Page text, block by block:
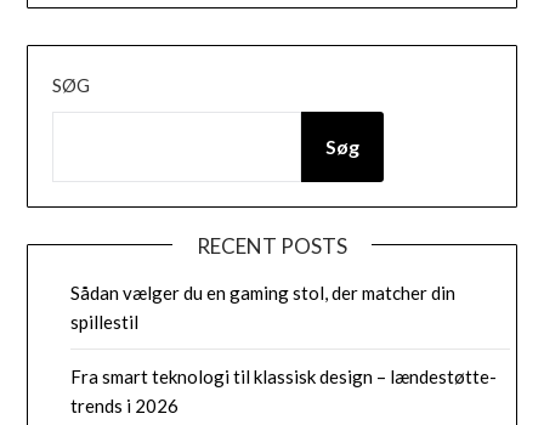
SØG
Søg
RECENT POSTS
Sådan vælger du en gaming stol, der matcher din
spillestil
Fra smart teknologi til klassisk design – lændestøtte-
trends i 2026